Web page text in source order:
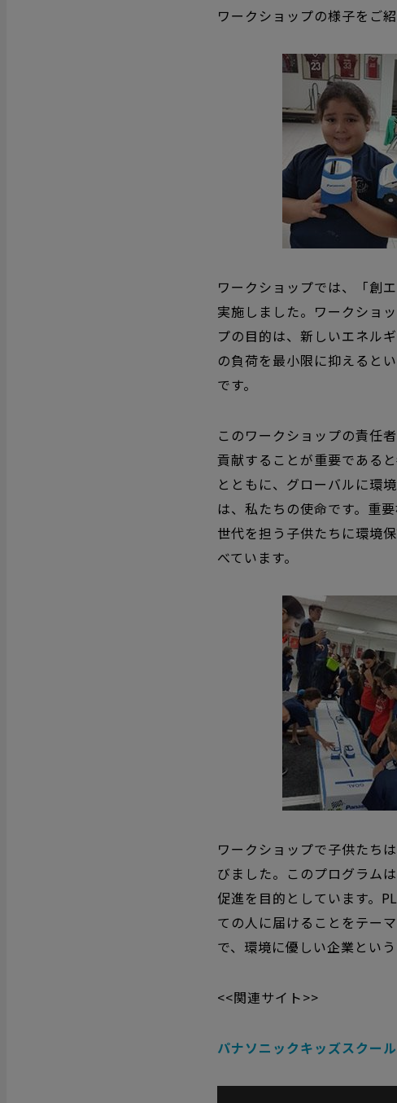
ワークショップの様子をご紹
ワークショップでは、「創
実施しました。ワークショ
プの目的は、新しいエネル
の負荷を最小限に抑えると
です。
このワークショップの責任者
貢献することが重要である
とともに、グローバルに環
は、私たちの使命です。重
世代を担う子供たちに環境
べています。
ワークショップで子供たち
びました。このプログラム
促進を目的としています。
ての人に届けることをテー
で、環境に優しい企業とい
<<関連サイト>>
パナソニックキッズスクール